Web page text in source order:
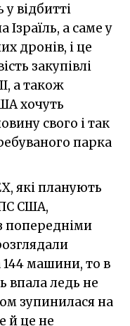
відбитті
Ізраїль, а саме у
дронів, і це
закупівлі
а також
хочуть
свого і так
парка
які планують
США,
попередніми
144 машини, то в
впала ледь не
зупинилася на
й це не